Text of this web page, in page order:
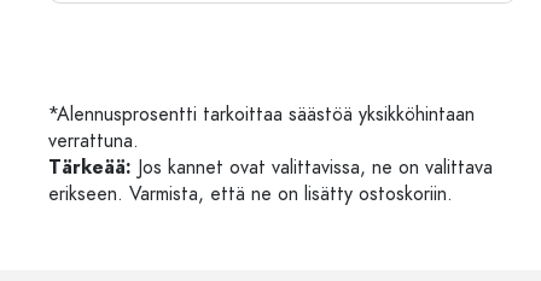
*Alennusprosentti tarkoittaa säästöä yksikköhintaan
verrattuna.
Tärkeää: Jos kannet ovat valittavissa, ne on valittava
erikseen. Varmista, että ne on lisätty ostoskoriin.